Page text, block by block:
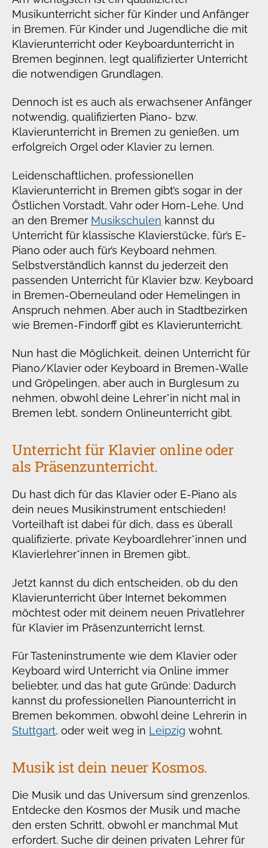
Musikunterricht sicher für Kinder und Anfänger
in Bremen. Für Kinder und Jugendliche die mit
Klavierunterricht oder Keyboardunterricht in
Bremen beginnen, legt qualifizierter Unterricht
die notwendigen Grundlagen.
Dennoch ist es auch als erwachsener Anfänger
notwendig, qualifizierten Piano- bzw.
Klavierunterricht in Bremen zu genießen, um
erfolgreich Orgel oder Klavier zu lernen.
Leidenschaftlichen, professionellen
Klavierunterricht in Bremen gibt’s sogar in der
Östlichen Vorstadt, Vahr oder Horn-Lehe. Und
an den Bremer Musikschulen kannst du
Unterricht für klassische Klavierstücke, für’s E-
Piano oder auch für’s Keyboard nehmen.
Selbstverständlich kannst du jederzeit den
passenden Unterricht für Klavier bzw. Keyboard
in Bremen-Oberneuland oder Hemelingen in
Anspruch nehmen. Aber auch in Stadtbezirken
wie Bremen-Findorff gibt es Klavierunterricht.
Nun hast die Möglichkeit, deinen Unterricht für
Piano/Klavier oder Keyboard in Bremen-Walle
und Gröpelingen, aber auch in Burglesum zu
nehmen, obwohl deine Lehrer*in nicht mal in
Bremen lebt, sondern Onlineunterricht gibt.
Unterricht für Klavier online oder
als Präsenzunterricht.
Du hast dich für das Klavier oder E-Piano als
dein neues Musikinstrument entschieden!
Vorteilhaft ist dabei für dich, dass es überall
qualifizierte, private Keyboardlehrer*innen und
Klavierlehrer*innen in Bremen gibt..
Jetzt kannst du dich entscheiden, ob du den
Klavierunterricht über Internet bekommen
möchtest oder mit deinem neuen Privatlehrer
für Klavier im Präsenzunterricht lernst.
Für Tasteninstrumente wie dem Klavier oder
Keyboard wird Unterricht via Online immer
beliebter, und das hat gute Gründe: Dadurch
kannst du professionellen Pianounterricht in
Bremen bekommen, obwohl deine Lehrerin in
Stuttgart, oder weit weg in Leipzig wohnt.
Musik ist dein neuer Kosmos.
Die Musik und das Universum sind grenzenlos.
Entdecke den Kosmos der Musik und mache
den ersten Schritt, obwohl er manchmal Mut
erfordert. Suche dir deinen privaten Lehrer für